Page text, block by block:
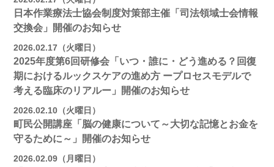
日本作業療法士協会制度対策部主催「司法領域士会情報
交換会」開催のお知らせ
2026.02.17（火曜日）
2025年度第6回研修会「いつ・誰に・どう進める？回復
期におけるルックスケアの進め方 ープロセスモデルで
考える臨床のリアルー」開催のお知らせ
2026.02.10（火曜日）
町民公開講座「脳の健康について～大切な記憶とお金を
守るために～」開催のお知らせ
2026.02.09（月曜日）